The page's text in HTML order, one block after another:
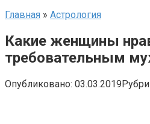
Главная » Астрология
Какие женщины
требовательным
Опубликовано: 03.03.2019